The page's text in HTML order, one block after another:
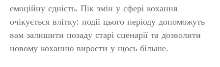
емоційну єдність. Пік змін у сфері кохання
очікується влітку: події цього періоду допоможуть
вам залишити позаду старі сценарії та дозволити
новому коханню вирости у щось більше.